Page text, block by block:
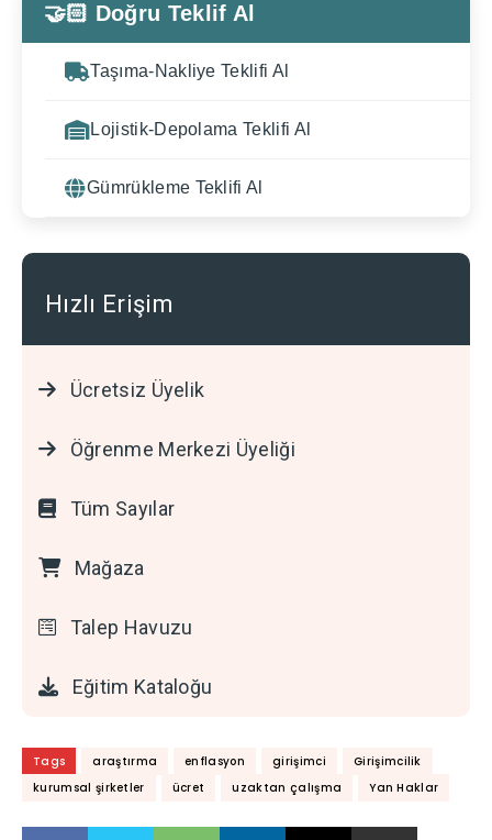
🤝🏻 Doğru Teklif Al
Taşıma-Nakliye Teklifi Al
Lojistik-Depolama Teklifi Al
Gümrükleme Teklifi Al
Hızlı Erişim
Ücretsiz Üyelik
Öğrenme Merkezi Üyeliği
Tüm Sayılar
Mağaza
Talep Havuzu
Eğitim Kataloğu
Tags araştırma enflasyon girişimci
Girişimcilik
kurumsal şirketler
ücret uzaktan çalışma Yan Haklar